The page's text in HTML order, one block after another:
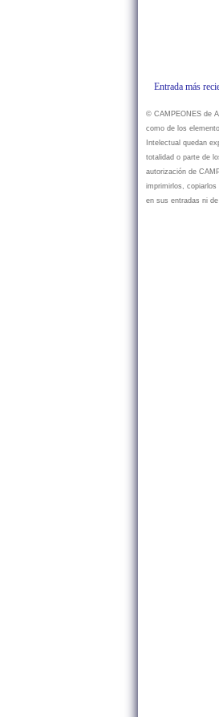
Entrada más
© CAMPEONES de
como de los
Intelectual quedan
totalidad o parte de
autorización de
imprimirlos,
en sus entradas ni